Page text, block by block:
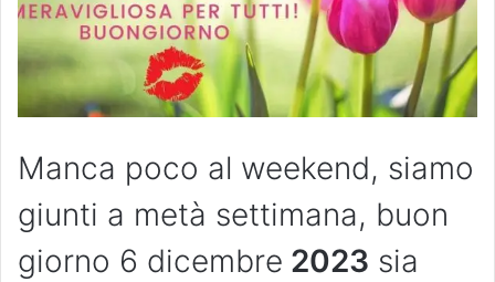
Manca poco al weekend, siamo
giunti a metà settimana, buon
giorno 6 dicembre 2023 sia